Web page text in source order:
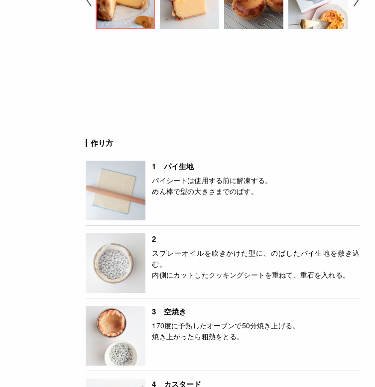
作り方
1 パイ生地
パイシートは使用する前に解凍する。
めん棒で型の大きさまでのばす。
2
スプレーオイルを吹きかけた型に、のばしたパイ生地を敷き込
む。
内側にカットしたクッキングシートを重ねて、重石を入れる。
3 空焼き
170度に予熱したオーブンで50分焼き上げる。
焼き上がったら粗熱をとる。
4 カスタード